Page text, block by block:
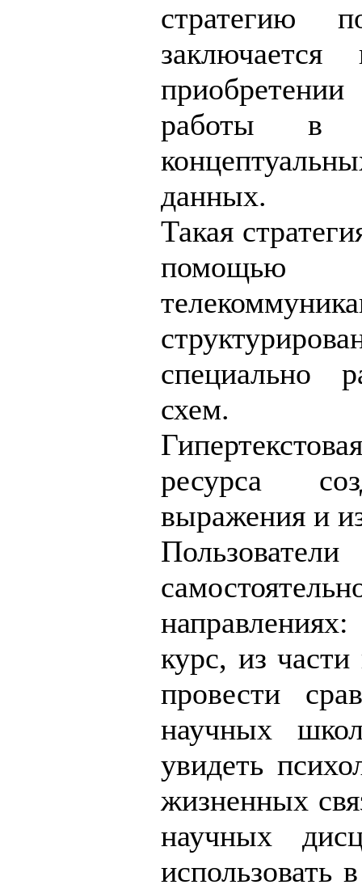
стратегию
работы в
данных.
Такая
помощью
специально
схем.
ресурса
выражения и
курс, из
провести
научных
увидеть
жизненных
научных
использовать